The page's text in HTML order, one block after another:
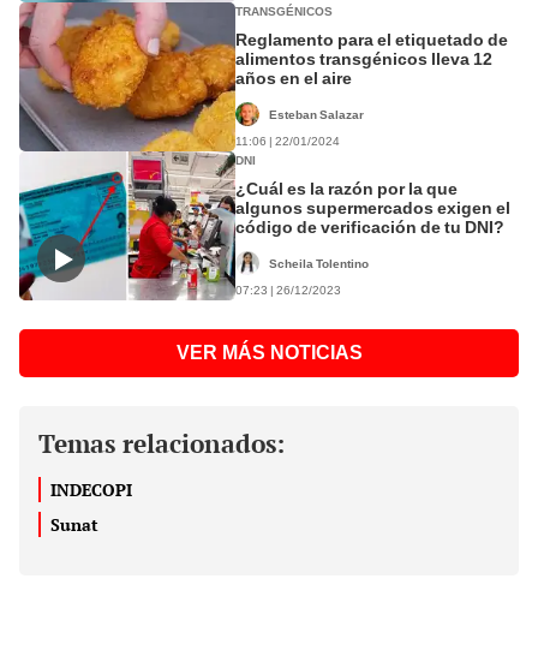
TRANSGÉNICOS
Reglamento para el etiquetado de
alimentos transgénicos lleva 12
años en el aire
Esteban Salazar
11:06 | 22/01/2024
DNI
¿Cuál es la razón por la que
algunos supermercados exigen el
código de verificación de tu DNI?
Scheila Tolentino
07:23 | 26/12/2023
VER MÁS NOTICIAS
Temas relacionados:
INDECOPI
Sunat